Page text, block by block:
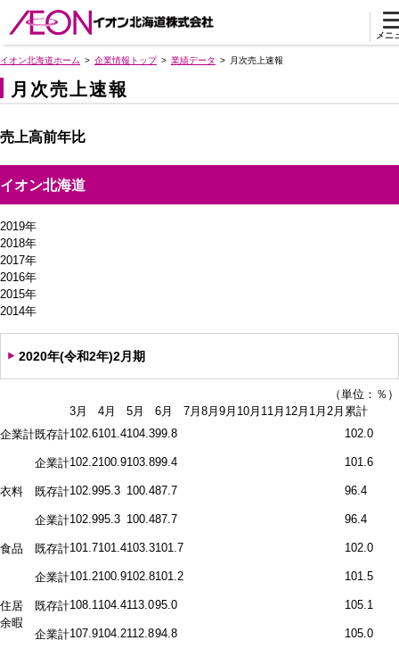
メニ
イオン北海道ホーム 企業情報トップ 業績データ 月次売上速報
月次売上速報
売上高前年比
イオン北海道
2019年
2018年
2017年
2016年
2015年
2014年
2020年(令和2年)2月期
（単位：％）
3月
4月 5月 6月 7月 8月 9月 10月 11月 12月 1月 2月 累計
企業計既存計102.6101.4104.399.8 102.0
企業計102.2100.9103.899.4 101.6
衣料 既存計102.995.3 100.487.7 96.4
企業計102.995.3 100.487.7 96.4
食品 既存計101.7101.4103.3101.7 102.0
企業計101.2100.9102.8101.2 101.5
住居
余暇
既存計108.1104.4113.095.0 105.1
企業計107.9104.2112.894.8 105.0